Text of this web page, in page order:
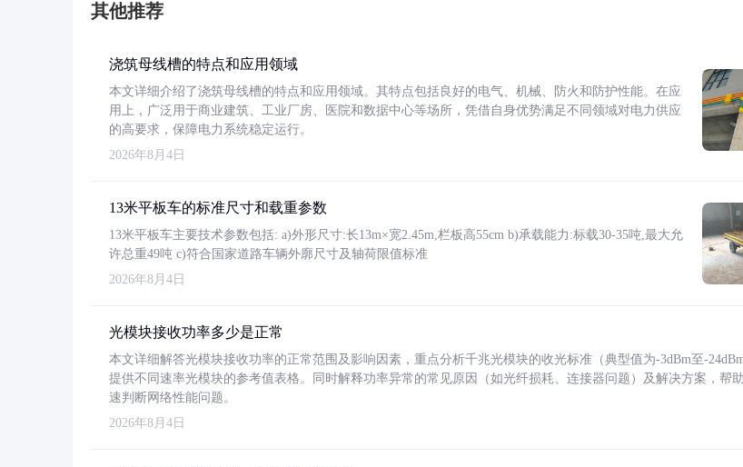
其他推荐
浇筑母线槽的特点和应用领域
本文详细介绍了浇筑母线槽的特点和应用领域。其特点包括良好的电气、机械、防火和防护性能。在应
用上，广泛用于商业建筑、工业厂房、医院和数据中心等场所，凭借自身优势满足不同领域对电力供应
的高要求，保障电力系统稳定运行。
2026年8月4日
13米平板车的标准尺寸和载重参数
13米平板车主要技术参数包括: a)外形尺寸:长13m×宽2.45m,栏板高55cm b)承载能力:标载30-35吨,最大允
许总重49吨 c)符合国家道路车辆外廓尺寸及轴荷限值标准
2026年8月4日
光模块接收功率多少是正常
本文详细解答光模块接收功率的正常范围及影响因素，重点分析千兆光模块的收光标准（典型值为-3dBm至-
提供不同速率光模块的参考值表格。同时解释功率异常的常见原因（如光纤损耗、连接器问题）及解决方案，帮
速判断网络性能问题。
2026年8月4日